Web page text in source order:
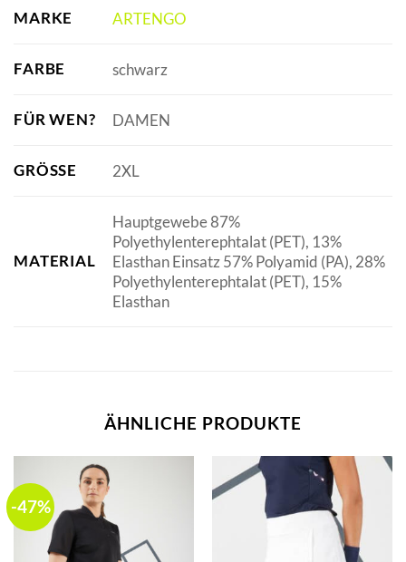
MARKE ARTENGO
FARBE schwarz
FÜR WEN? DAMEN
GRÖSSE 2XL
MATERIAL
Hauptgewebe 87%
Polyethylenterephtalat (PET), 13%
Elasthan Einsatz 57% Polyamid (PA), 28%
Polyethylenterephtalat (PET), 15%
Elasthan
ÄHNLICHE PRODUKTE
-47%